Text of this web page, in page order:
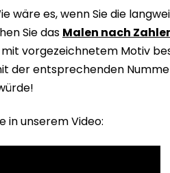
wäre es, wenn Sie die
Sie das Malen nach
mit vorgezeichnetem Motiv
der entsprechenden
in unserem Video: